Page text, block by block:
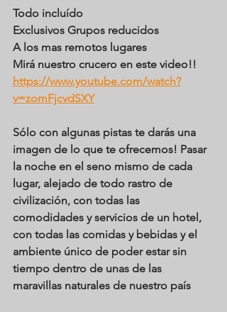
Todo incluído
Exclusivos Grupos reducidos
A los mas remotos lugares
Mirá nuestro crucero en este video!!
https://www.youtube.com/watch?
v=zomFjcvdSXY
Sólo con algunas pistas te darás una
imagen de lo que te ofrecemos! Pasar
la noche en el seno mismo de cada
lugar, alejado de todo rastro de
civilización, con todas las
comodidades y servicios de un hotel,
con todas las comidas y bebidas y el
ambiente único de poder estar sin
tiempo dentro de unas de las
maravillas naturales de nuestro país